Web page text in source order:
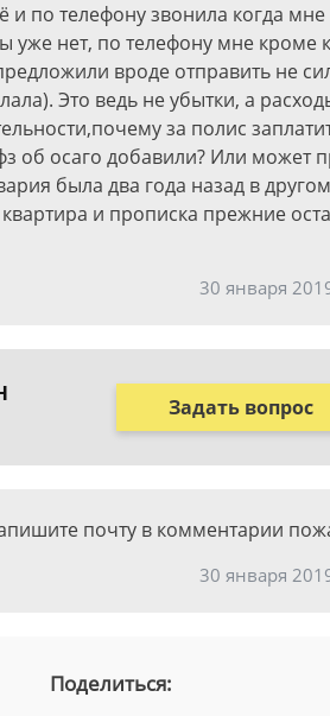
по телефону звонила когда мне
уже нет, по телефону мне кроме
вроде отправить не
Это ведь не убытки, а
за полис
об осаго добавили? Или может
была два года назад в другом
и прописка прежние
30 января
Задать вопрос
почту в комментарии
30 января
Поделиться: